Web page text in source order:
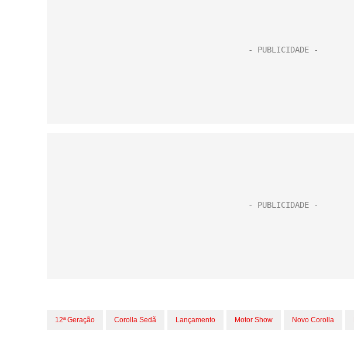
12ª Geração Corolla Sedã Lançamento Motor Show Novo Corolla